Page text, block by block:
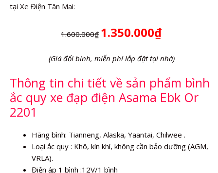
tại Xe Điện Tân Mai:
1.600.000₫ 1.350.000₫
(Giá đổi binh, miễn phí lắp đặt tại nhà)
Thông tin chi tiết về sản phẩm bình
ắc quy xe đạp điện Asama Ebk Or
2201
Hãng bình: Tianneng, Alaska, Yaantai, Chilwee .
Loại ắc quy : Khô, kín khí, không cần bảo dưỡng (AGM,
VRLA).
Điện áp 1 bình :12V/1 bình